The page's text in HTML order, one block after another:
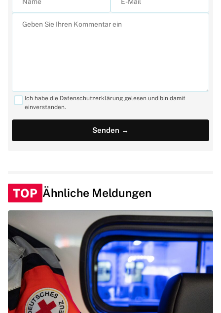
Ich habe die Datenschutzerklärung gelesen und bin damit
einverstanden.
TOP Ähnliche Meldungen